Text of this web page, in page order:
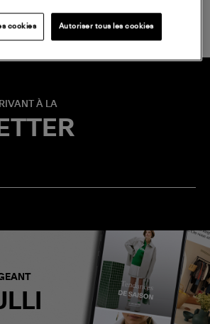
À LA
cookies Autoriser tous les cookies